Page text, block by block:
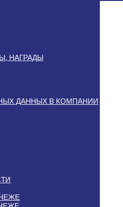
НАГРАДЫ
ДАННЫХ В КОМПАНИИ